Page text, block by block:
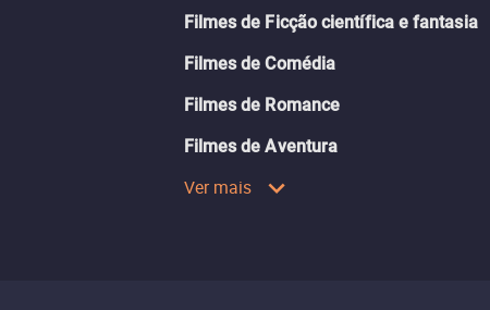
Filmes de Ficção científica e fantasia
Filmes de Comédia
Filmes de Romance
Filmes de Aventura
Ver mais